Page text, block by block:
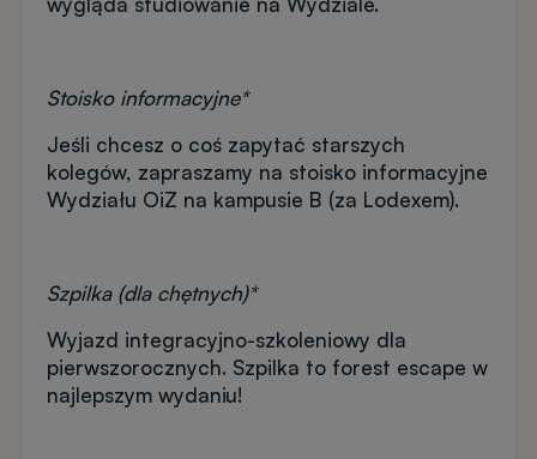
Stoisko informacyjne*
Jeśli chcesz o coś zapytać starszych
kolegów, zapraszamy na stoisko informacyjne
Wydziału OiZ na kampusie B (za Lodexem).
Szpilka (dla chętnych)*
Wyjazd integracyjno-szkoleniowy dla
pierwszorocznych. Szpilka to forest escape w
najlepszym wydaniu!